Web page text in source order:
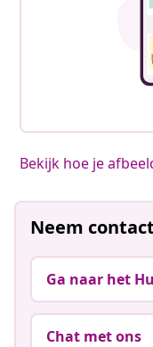
Bekijk hoe je
Neem
Ga naar het
Chat met ons